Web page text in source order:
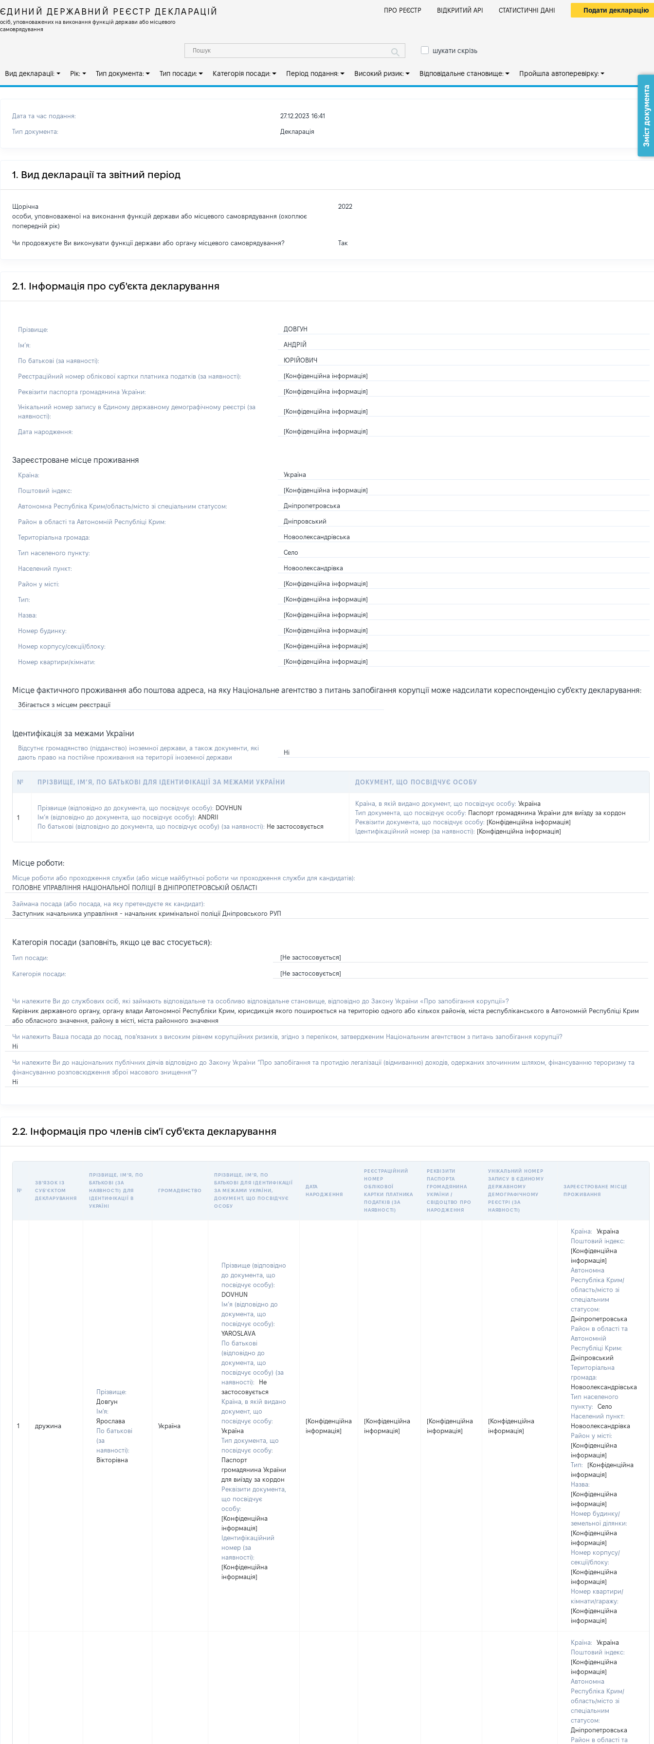
ЄДИНИЙ ДЕРЖАВНИЙ РЕЄСТР ДЕКЛАРАЦІЙ
осіб, уповноважених на виконання функцій держави або місцевого
самоврядування
ПРО РЕЄСТР ВІДКРИТИЙ АРІ СТАТИСТИЧНІ ДАНІ Подати декларацію
шукати скрізь
Вид декларації: Рік: Тип документа: Тип посади: Категорія посади: Період подання: Високий ризик: Відповідальне становище: Пройшла автоперевірку:
Дата та час подання: 27.12.2023 16:41
Тип документа: Декларація
1. Вид декларації та звітний період
Щорічна
особи, уповноваженої на виконання функцій держави або місцевого самоврядування (охоплює
попередній рік)
2022
Чи продовжуєте Ви виконувати функції держави або органу місцевого самоврядування? Так
2.1. Інформація про суб'єкта декларування
Прізвище: ДОВГУН
Імʼя: АНДРІЙ
По батькові (за наявності): ЮРІЙОВИЧ
Реєстраційний номер облікової картки платника податків (за наявності): [Конфіденційна інформація]
Реквізити паспорта громадянина України: [Конфіденційна інформація]
Унікальний номер запису в Єдиному державному демографічному реєстрі (за
наявності):
[Конфіденційна інформація]
Дата народження: [Конфіденційна інформація]
Зареєстроване місце проживання
Країна: Україна
Поштовий індекс: [Конфіденційна інформація]
Автономна Республіка Крим/область/місто зі спеціальним статусом: Дніпропетровська
Район в області та Автономній Республіці Крим: Дніпровський
Територіальна громада: Новоолександрівська
Тип населеного пункту: Село
Населений пункт: Новоолександрівка
Район у місті: [Конфіденційна інформація]
Тип: [Конфіденційна інформація]
Назва: [Конфіденційна інформація]
Номер будинку: [Конфіденційна інформація]
Номер корпусу/секції/блоку: [Конфіденційна інформація]
Номер квартири/кімнати: [Конфіденційна інформація]
Місце фактичного проживання або поштова адреса, на яку Національне агентство з питань запобігання корупції може надсилати кореспонденцію суб'єкту декларування:
Збігається з місцем реєстрації
Ідентифікація за межами України
Відсутнє громадянство (підданство) іноземної держави, а також документи, які
дають право на постійне проживання на території іноземної держави
Ні
№ ПРІЗВИЩЕ, ІМ’Я, ПО БАТЬКОВІ ДЛЯ ІДЕНТИФІКАЦІЇ ЗА МЕЖАМИ УКРАЇНИ ДОКУМЕНТ, ЩО ПОСВІДЧУЄ ОСОБУ
1
Прізвище (відповідно до документа, що посвідчує особу): DOVHUN
Ім’я (відповідно до документа, що посвідчує особу): ANDRII
По батькові (відповідно до документа, що посвідчує особу) (за наявності): Не застосовується
Країна, в якій видано документ, що посвідчує особу: Україна
Тип документа, що посвідчує особу: Паспорт громадянина України для виїзду за кордон
Реквізити документа, що посвідчує особу: [Конфіденційна інформація]
Ідентифікаційний номер (за наявності): [Конфіденційна інформація]
Місце роботи:
Місце роботи або проходження служби (або місце майбутньої роботи чи проходження служби для кандидатів):
ГОЛОВНЕ УПРАВЛІННЯ НАЦІОНАЛЬНОЇ ПОЛІЦІЇ В ДНІПРОПЕТРОВСЬКІЙ ОБЛАСТІ
Займана посада (або посада, на яку претендуєте як кандидат):
Заступник начальника управління - начальник кримінальної поліції Дніпровського РУП
Категорія посади (заповніть, якщо це вас стосується):
Тип посади: [Не застосовується]
Категорія посади: [Не застосовується]
Чи належите Ви до службових осіб, які займають відповідальне та особливо відповідальне становище, відповідно до Закону України «Про запобігання корупції»?
Керівник державного органу, органу влади Автономної Республіки Крим, юрисдикція якого поширюється на територію одного або кількох районів, міста республіканського в Автономній Республіці Крим
або обласного значення, району в місті, міста районного значення
Чи належить Ваша посада до посад, пов'язаних з високим рівнем корупційних ризиків, згідно з переліком, затвердженим Національним агентством з питань запобігання корупції?
Ні
Чи належите Ви до національних публічних діячів відповідно до Закону України “Про запобігання та протидію легалізації (відмиванню) доходів, одержаних злочинним шляхом, фінансуванню тероризму та
фінансуванню розповсюдження зброї масового знищення”?
Ні
2.2. Інформація про членів сім'ї суб'єкта декларування
№
ЗВʼЯЗОК ІЗ
СУБʼЄКТОМ
ДЕКЛАРУВАННЯ
ПРІЗВИЩЕ, ІМʼЯ, ПО
БАТЬКОВІ (ЗА
НАЯВНОСТІ) ДЛЯ
ІДЕНТИФІКАЦІЇ В
УКРАЇНІ
ГРОМАДЯНСТВО
ПРІЗВИЩЕ, ІМʼЯ, ПО
БАТЬКОВІ ДЛЯ ІДЕНТИФІКАЦІЇ
ЗА МЕЖАМИ УКРАЇНИ,
ДОКУМЕНТ, ЩО ПОСВІДЧУЄ
ОСОБУ
ДАТА
НАРОДЖЕННЯ
РЕЄСТРАЦІЙНИЙ
НОМЕР
ОБЛІКОВОЇ
КАРТКИ ПЛАТНИКА
ПОДАТКІВ (ЗА
НАЯВНОСТІ)
РЕКВІЗИТИ
ПАСПОРТА
ГРОМАДЯНИНА
УКРАЇНИ /
СВІДОЦТВО ПРО
НАРОДЖЕННЯ
УНІКАЛЬНИЙ НОМЕР
ЗАПИСУ В ЄДИНОМУ
ДЕРЖАВНОМУ
ДЕМОГРАФІЧНОМУ
РЕЄСТРІ (ЗА
НАЯВНОСТІ)
ЗАРЕЄСТРОВАНЕ МІСЦЕ
ПРОЖИВАННЯ
1 дружина
Прізвище:
Довгун
Ім'я:
Ярослава
По батькові
(за
наявності):
Вікторівна
Україна
Прізвище (відповідно
до документа, що
посвідчує особу):
DOVHUN
Ім’я (відповідно до
документа, що
посвідчує особу):
YAROSLAVA
По батькові
(відповідно до
документа, що
посвідчує особу) (за
наявності):
Не
застосовується
Країна, в якій видано
документ, що
посвідчує особу:
Україна
Тип документа, що
посвідчує особу:
Паспорт
громадянина України
для виїзду за кордон
Реквізити документа,
що посвідчує
особу:
[Конфіденційна
інформація]
Ідентифікаційний
номер (за
наявності):
[Конфіденційна
інформація]
[Конфіденційна
інформація]
[Конфіденційна
інформація]
[Конфіденційна
інформація]
[Конфіденційна
інформація]
Країна:
Україна
Поштовий індекс:
[Конфіденційна
інформація]
Автономна
Республіка Крим/
область/місто зі
спеціальним
статусом:
Дніпропетровська
Район в області та
Автономній
Республіці Крим:
Дніпровський
Територіальна
громада:
Новоолександрівська
Тип населеного
пункту:
Село
Населений пункт:
Новоолександрівка
Район у місті:
[Конфіденційна
інформація]
Тип:
[Конфіденційна
інформація]
Назва:
[Конфіденційна
інформація]
Номер будинку/
земельної ділянки:
[Конфіденційна
інформація]
Номер корпусу/
секції/блоку:
[Конфіденційна
інформація]
Номер квартири/
кімнати/гаражу:
[Конфіденційна
інформація]
Країна:
Україна
Поштовий індекс:
[Конфіденційна
інформація]
Автономна
Республіка Крим/
область/місто зі
спеціальним
статусом:
Дніпропетровська
Район в області та
Зміст документа